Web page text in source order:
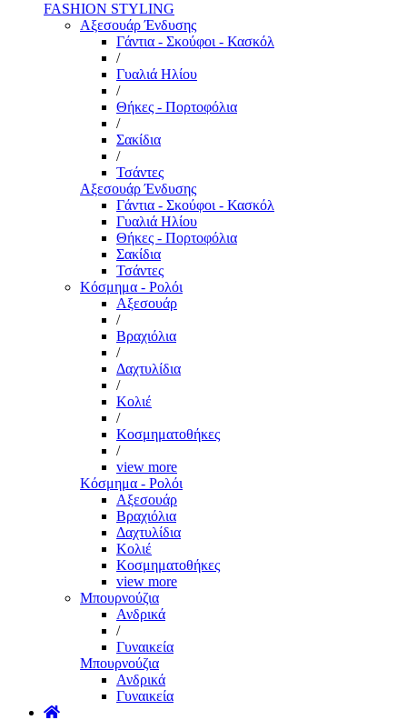
FASHION STYLING
Αξεσουάρ Ένδυσης
Γάντια - Σκούφοι - Κασκόλ
/
Γυαλιά Ηλίου
/
Θήκες - Πορτοφόλια
/
Σακίδια
/
Τσάντες
Αξεσουάρ Ένδυσης
Γάντια - Σκούφοι - Κασκόλ
Γυαλιά Ηλίου
Θήκες - Πορτοφόλια
Σακίδια
Τσάντες
Κόσμημα - Ρολόι
Αξεσουάρ
/
Βραχιόλια
/
Δαχτυλίδια
/
Κολιέ
/
Κοσμηματοθήκες
/
view more
Κόσμημα - Ρολόι
Αξεσουάρ
Βραχιόλια
Δαχτυλίδια
Κολιέ
Κοσμηματοθήκες
view more
Μπουρνούζια
Ανδρικά
/
Γυναικεία
Μπουρνούζια
Ανδρικά
Γυναικεία